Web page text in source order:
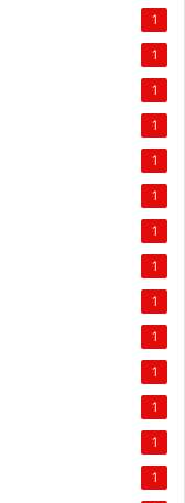
1
1
1
1
1
1
1
1
1
1
1
1
1
1